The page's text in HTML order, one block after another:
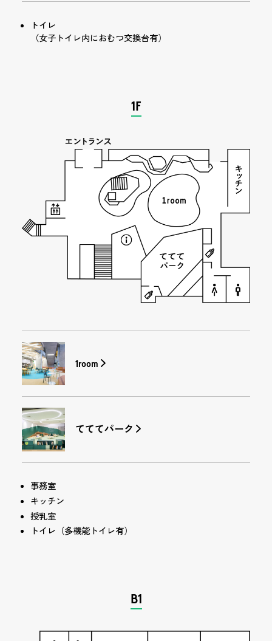
トイレ
（女子トイレ内におむつ交換台有）
1F
1room
てててパーク
事務室
キッチン
授乳室
トイレ（多機能トイレ有）
B1